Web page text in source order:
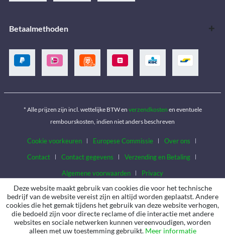
Betaalmethoden
* Alle prijzen zijn incl. wettelijke BTW en verzendkosten en eventuele
rembourskosten, indien niet anders beschreven
Cookie voorkeuren Europese Commissie
Over ons
Contact
Contact gegevens
Verzending en Betaling
Algemene voorwaarden
Privacy
Deze website maakt gebruik van cookies die voor het technische
bedrijf van de website vereist zijn en altijd worden geplaatst. Andere
cookies die het gemak tijdens het gebruik van deze website verhogen,
die bedoeld zijn voor directe reclame of die interactie met andere
websites en sociale netwerken kunnen vereenvoudigen, worden
alleen met uw toestemming gebruikt. Meer informatie